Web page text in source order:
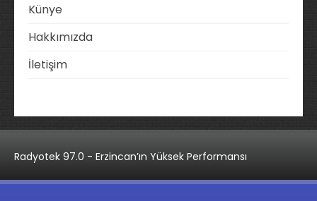
Künye
Hakkımızda
İletişim
Radyotek 97.0 - Erzincan’ın Yüksek Performansı